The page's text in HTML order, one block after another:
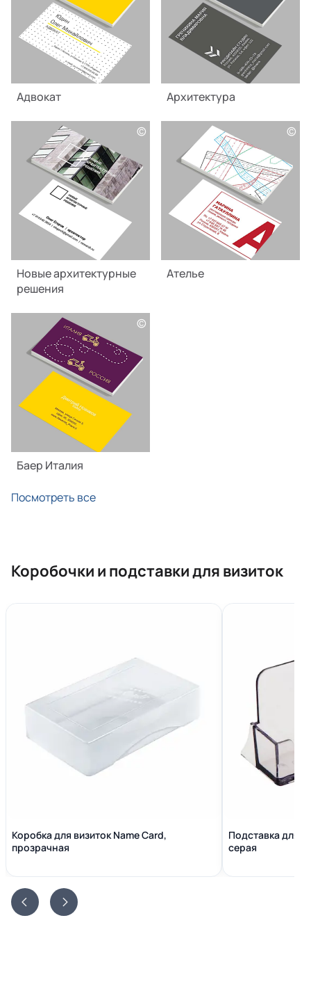
Адвокат Архитектура
©
Новые архитектурные
решения
©
Ателье
©
Баер Италия
Посмотреть все
Коробочки и подставки для визиток
Коробка для визиток Name Сard,
прозрачная
Подставка для
серая